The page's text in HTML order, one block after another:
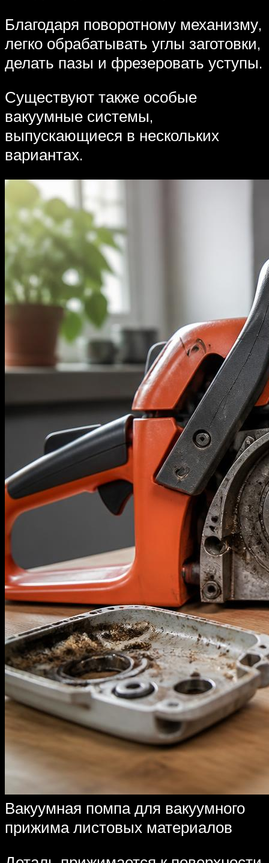
Благодаря поворотному механизму,
легко обрабатывать углы заготовки,
делать пазы и фрезеровать уступы.
Существуют также особые
вакуумные системы,
выпускающиеся в нескольких
вариантах.
Вакуумная помпа для вакуумного
прижима листовых материалов